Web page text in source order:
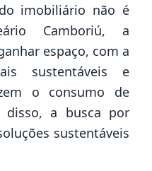
imobiliário não é
Camboriú, a
espaço, com a
sustentáveis e
o consumo de
disso, a busca por
sustentáveis